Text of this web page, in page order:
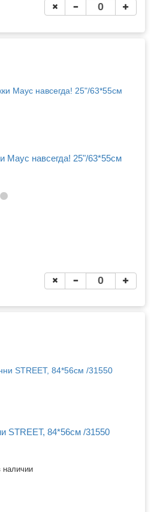
Маус навсегда! 25"/63*55см
STREET, 84*56см /31550
наличии